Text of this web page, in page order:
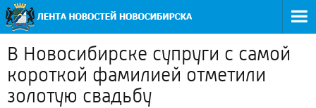
В Новосибирске супруги с самой
короткой фамилией отметили
золотую свадьбу